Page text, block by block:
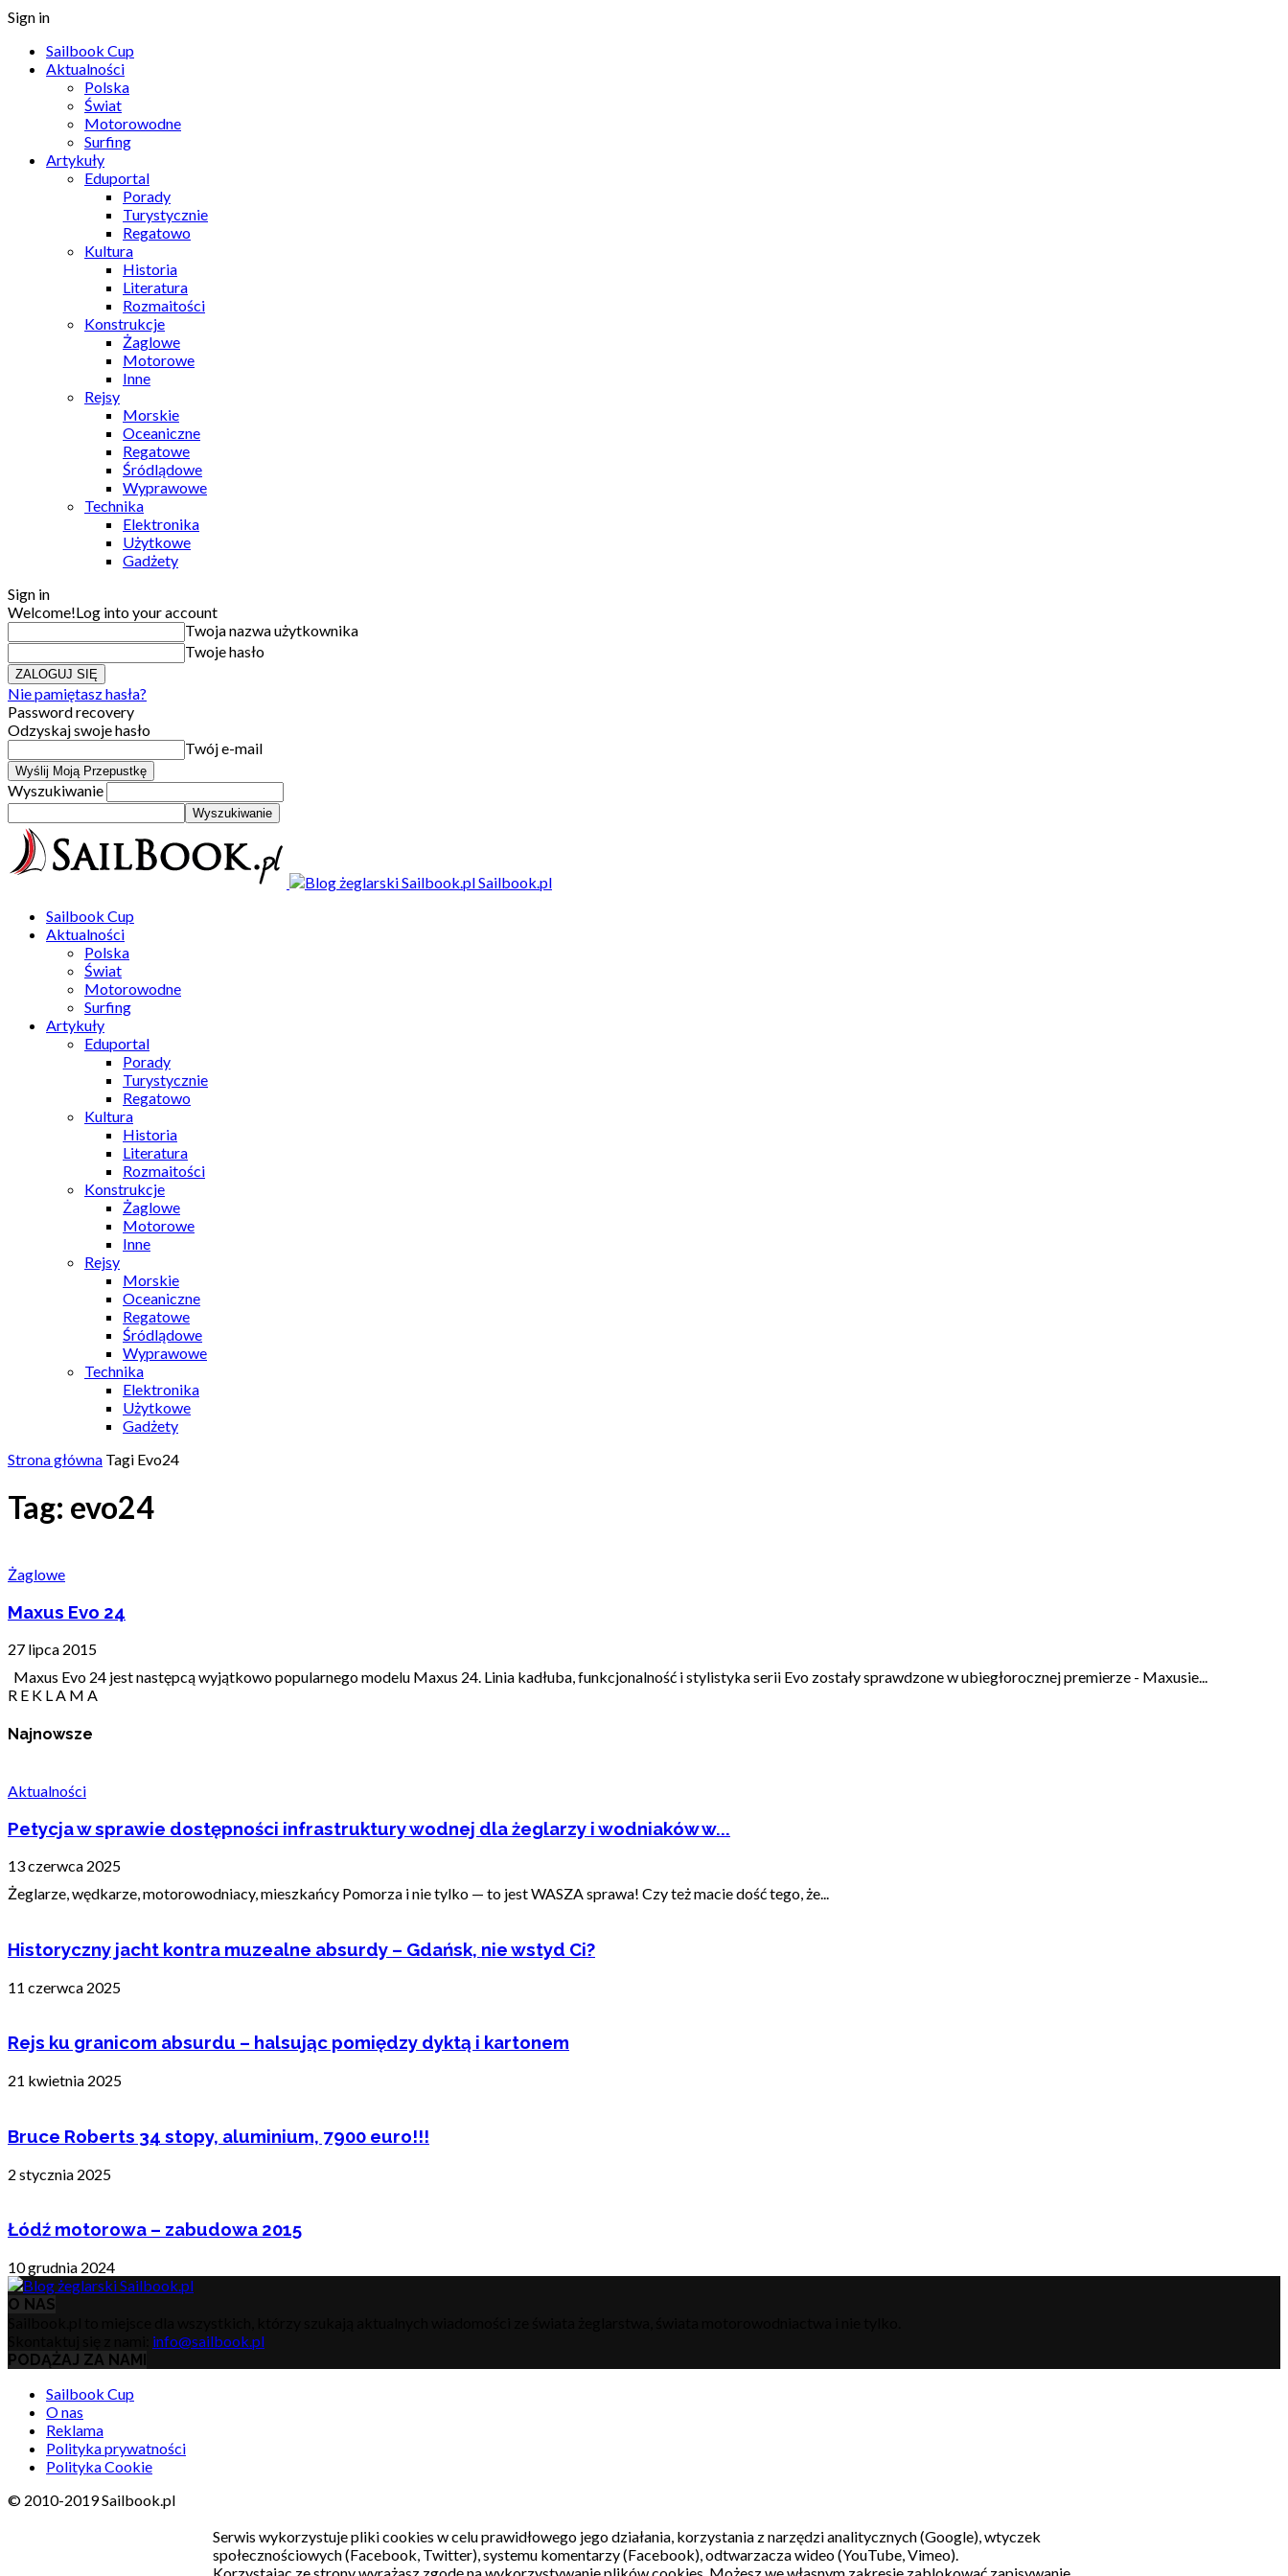
Sign in
Sailbook Cup
Aktualności
Polska
Świat
Motorowodne
Surfing
Artykuły
Eduportal
Porady
Turystycznie
Regatowo
Kultura
Historia
Literatura
Rozmaitości
Konstrukcje
Żaglowe
Motorowe
Inne
Rejsy
Morskie
Oceaniczne
Regatowe
Śródlądowe
Wyprawowe
Technika
Elektronika
Użytkowe
Gadżety
Sign in
Welcome!Log into your account
Twoja nazwa użytkownika
Twoje hasło
Nie pamiętasz hasła?
Password recovery
Odzyskaj swoje hasło
Twój e-mail
Wyszukiwanie
Sailbook.pl
Sailbook Cup
Aktualności
Polska
Świat
Motorowodne
Surfing
Artykuły
Eduportal
Porady
Turystycznie
Regatowo
Kultura
Historia
Literatura
Rozmaitości
Konstrukcje
Żaglowe
Motorowe
Inne
Rejsy
Morskie
Oceaniczne
Regatowe
Śródlądowe
Wyprawowe
Technika
Elektronika
Użytkowe
Gadżety
Strona główna Tagi Evo24
Tag: evo24
Żaglowe
Maxus Evo 24
27 lipca 2015
Maxus Evo 24 jest następcą wyjątkowo popularnego modelu Maxus 24. Linia kadłuba, funkcjonalność i stylistyka serii Evo zostały sprawdzone w ubiegłorocznej premierze - Maxusie...
R E K L A M A
Najnowsze
Aktualności
Petycja w sprawie dostępności infrastruktury wodnej dla żeglarzy i wodniaków w...
13 czerwca 2025
Żeglarze, wędkarze, motorowodniacy, mieszkańcy Pomorza i nie tylko — to jest WASZA sprawa! Czy też macie dość tego, że...
Historyczny jacht kontra muzealne absurdy – Gdańsk, nie wstyd Ci?
11 czerwca 2025
Rejs ku granicom absurdu – halsując pomiędzy dyktą i kartonem
21 kwietnia 2025
Bruce Roberts 34 stopy, aluminium, 7900 euro!!!
2 stycznia 2025
Łódź motorowa – zabudowa 2015
10 grudnia 2024
O NAS
info@sailbook.pl
PODĄŻAJ ZA NAMI
Sailbook Cup
O nas
Reklama
Polityka prywatności
Polityka Cookie
© 2010-2019 Sailbook.pl
Serwis wykorzystuje pliki cookies w celu prawidłowego jego działania, korzystania z narzędzi analitycznych (Google), wtyczek
społecznościowych (Facebook, Twitter), systemu komentarzy (Facebook), odtwarzacza wideo (YouTube, Vimeo).